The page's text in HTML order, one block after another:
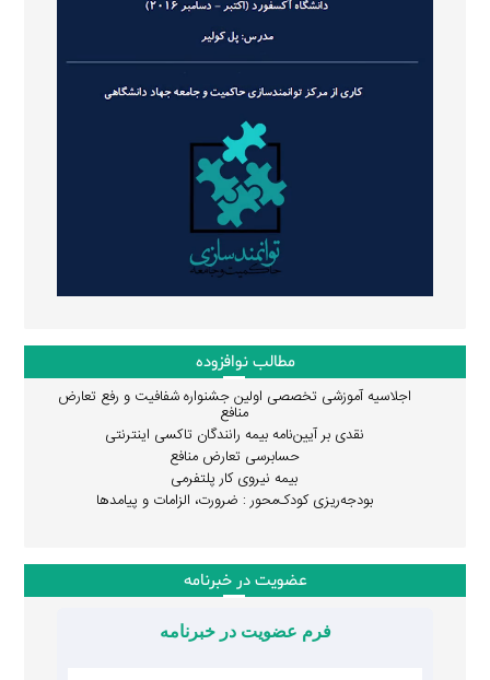
مطالب نوافزوده
اجلاسیه آموزشی تخصصی اولین جشنواره شفافیت و رفع تعارض
منافع
نقدی بر آیین‌نامه بیمه رانندگان تاکسی اینترنتی
حسابرسی تعارض منافع
بیمه نیروی کار پلتفرمی
بودجه‌ریزی کودک‌محور : ضرورت، الزامات و پیامدها
عضویت در خبرنامه
فرم عضویت در خبرنامه